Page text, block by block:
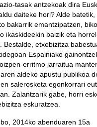
tasak antzekoak dira
daiteke hori? Alde batetik,
bakarrik emantzipatzen,
ikaskideekin baizik eta
Bestalde, etxebizitza
Espainiako
erritmo jarraitua
aldeko apustu publikoa
salerosketa egonkorrari
Zalantzarik gabe, horri
eskuratzea.
2014ko abenduaren 15a